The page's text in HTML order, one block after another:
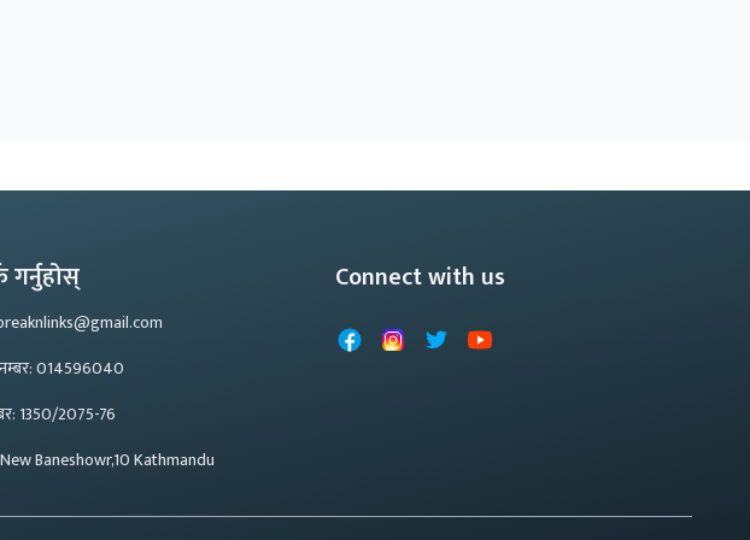
गर्नुहोस्
014596040
1350/2075-76
New Baneshowr,10 Kathmandu
Connect with us
FacebookInstagram
X YouTube